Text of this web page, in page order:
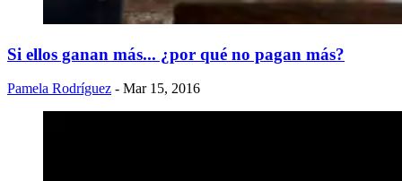
Si ellos ganan más... ¿por qué no pagan más?
Pamela Rodríguez - Mar 15, 2016